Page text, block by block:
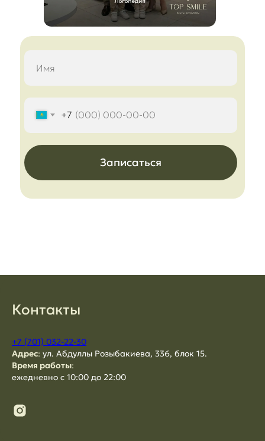
+7
Записаться
Контакты
+7 (701) 032-22-30
Адрес: ул. Абдуллы Розыбакиева, 336, блок 15.
Время работы:
ежедневно с 10:00 до 22:00